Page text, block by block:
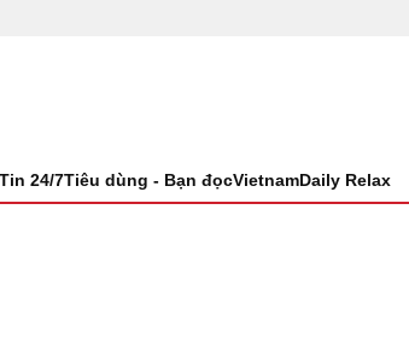
Tin 24/7Tiêu dùng - Bạn đọcVietnamDaily Relax